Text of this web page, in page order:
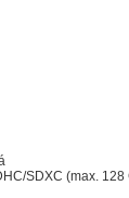
SDXC (max. 128